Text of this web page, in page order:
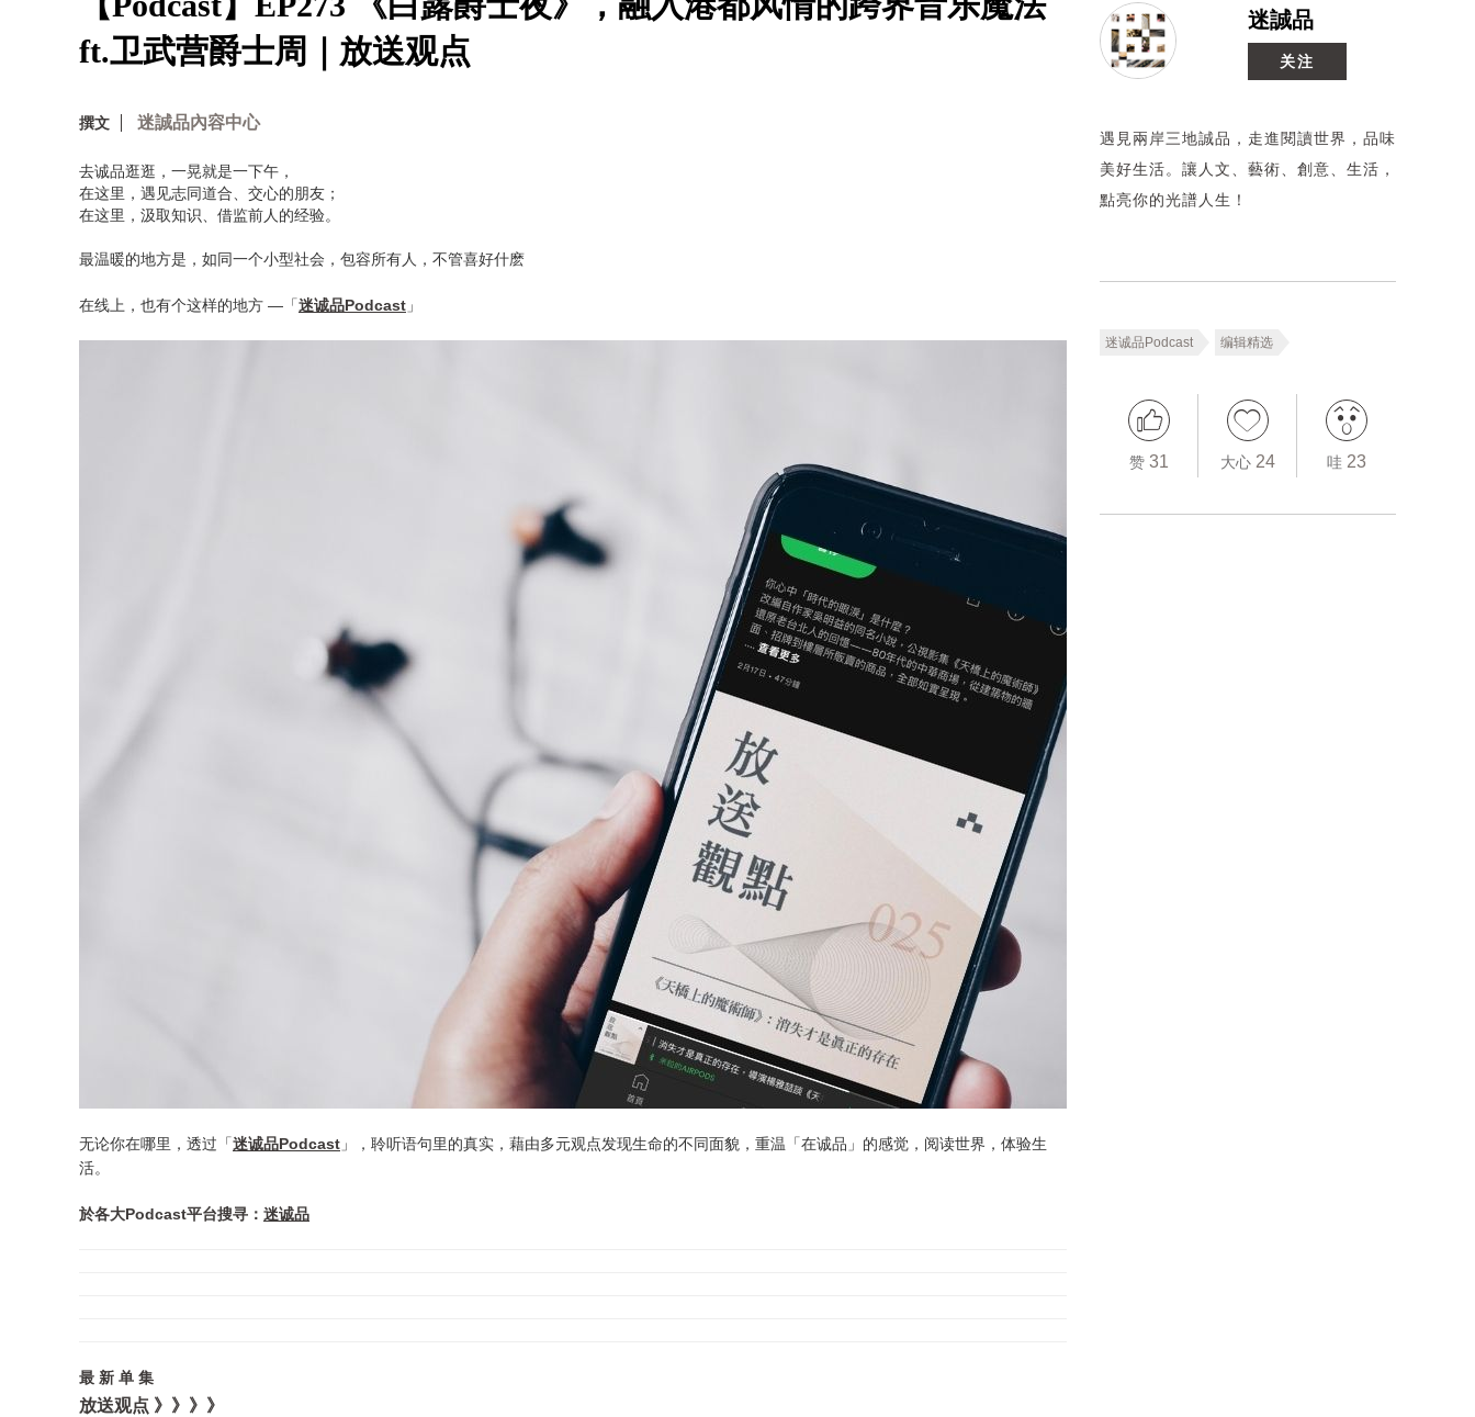
ft.卫武营爵士周｜放送观点
撰文 迷誠品內容中心
去诚品逛逛，一晃就是一下午，
在这里，遇见志同道合、交心的朋友；
在这里，汲取知识、借监前人的经验。
最温暖的地方是，如同一个小型社会，包容所有人，不管喜好什麽
在线上，也有个这样的地方 —「迷诚品Podcast 」
无论你在哪里，透过「迷诚品Podcast 」，聆听语句里的真实，藉由多元观点发现生命的不同面貌，重温「在诚品」的感觉，阅读世界，体验生
活。
於各大Podcast平台搜寻： 迷诚品
最 新 单 集
放送观点 》》》》
迷誠品
关注
遇見兩岸三地誠品，走進閱讀世界，品味
美好生活。讓人文、藝術、創意、生活，
點亮你的光譜人生！
迷诚品Podcast 编辑精选
赞 31 大心 24 哇 23